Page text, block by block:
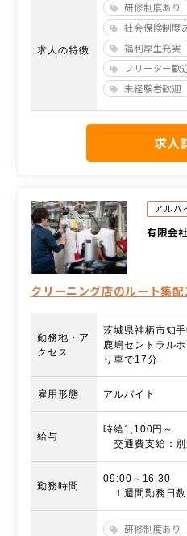
求人の特徴
研修制度あり
社会保険制度
福利厚生充実
フリーター歓
未経験者歓迎
求人
アルバ
有限会
クリーニング店のルート集配
勤務地・ア
クセス
茨城県神栖市知
鹿嶋セントラル
り車で17分
雇用形態 アルバイト
給与
時給1,100円～
交通費支給：別
勤務時間
09:00～16:30
１週間勤務日数
研修制度あり